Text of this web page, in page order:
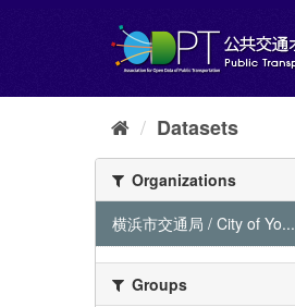
Datasets
Organizations
横浜市交通局 / City of Yo...
Groups